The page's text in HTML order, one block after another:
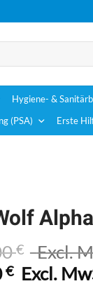
Hygiene- &
(PSA) Erste
€
Excl.
€ Excl.